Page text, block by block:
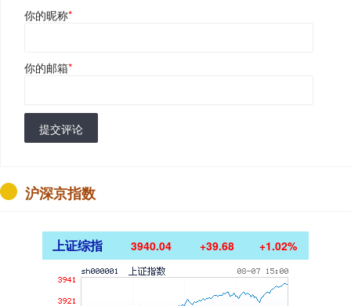
你的昵称*
你的邮箱*
提交评论
沪深京指数
上证综指 3940.04 +39.68 +1.02%